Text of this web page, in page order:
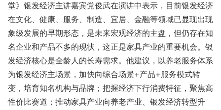
堂》银发经济主讲嘉宾党俊武在演讲中表示，目前银发经济
在文化、健康、服务、制造、宜居、金融等领域已显现出现
象级发展的早期形态，是未来宏观经济的主盘，但仍存在知
名企业和产品不多的现状，这正是家具产业的重要机会。银
发经济核心是全龄人的长寿需求。他建议，以养老服务体系
为银发经济主场景，加快向综合场景+产品+服务模式转
变，培育知名机构与品牌；把握经济下行消费特征，聚焦高
性价比赛道；推动家具产业向养老产业、银发经济转型升